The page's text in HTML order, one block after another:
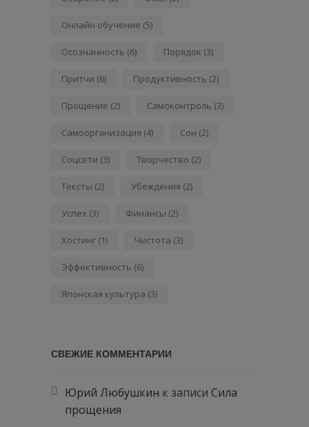
Онлайн обучение (5)
Осознанность (6) Порядок (3)
Притчи (6) Продуктивность (2)
Прощение (2) Самоконтроль (3)
Самоорганизация (4) Сон (2)
Соцсети (3) Творчество (2)
Тексты (2) Убеждения (2)
Успех (3) Финансы (2)
Хостинг (1) Чистота (3)
Эффективность (6)
Японская культура (3)
СВЕЖИЕ КОММЕНТАРИИ
Юрий Любушкин к записи Сила
прощения